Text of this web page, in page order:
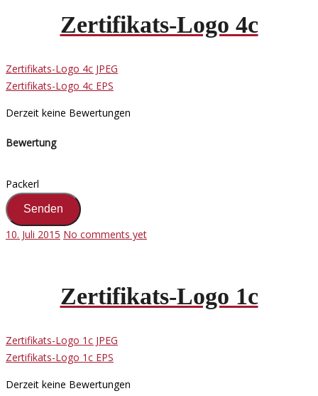
Zertifikats-Logo 4c
Zertifikats-Logo 4c JPEG
Zertifikats-Logo 4c EPS
Derzeit keine Bewertungen
Bewertung
Packerl
10. Juli 2015 No comments yet
Zertifikats-Logo 1c
Zertifikats-Logo 1c JPEG
Zertifikats-Logo 1c EPS
Derzeit keine Bewertungen